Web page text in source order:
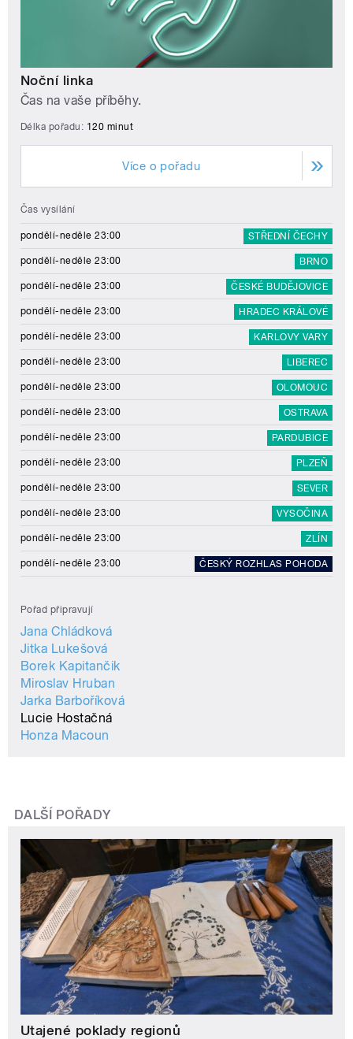
Noční linka
Čas na vaše příběhy.
Délka pořadu: 120 minut
Více o pořadu
Čas vysílání
pondělí-neděle 23:00 STŘEDNÍ ČECHY
pondělí-neděle 23:00 BRNO
pondělí-neděle 23:00 ČESKÉ BUDĚJOVICE
pondělí-neděle 23:00 HRADEC KRÁLOVÉ
pondělí-neděle 23:00 KARLOVY VARY
pondělí-neděle 23:00 LIBEREC
pondělí-neděle 23:00 OLOMOUC
pondělí-neděle 23:00 OSTRAVA
pondělí-neděle 23:00 PARDUBICE
pondělí-neděle 23:00 PLZEŇ
pondělí-neděle 23:00 SEVER
pondělí-neděle 23:00 VYSOČINA
pondělí-neděle 23:00 ZLÍN
pondělí-neděle 23:00 ČESKÝ ROZHLAS POHODA
Pořad připravují
Jana Chládková
Jitka Lukešová
Borek Kapitančik
Miroslav Hruban
Jarka Barboříková
Lucie Hostačná
Honza Macoun
DALŠÍ POŘADY
Utajené poklady regionů